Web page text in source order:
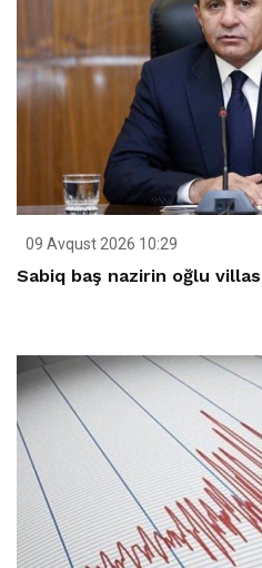
09 Avqust 2026 10:29
Sabiq baş nazirin oğlu